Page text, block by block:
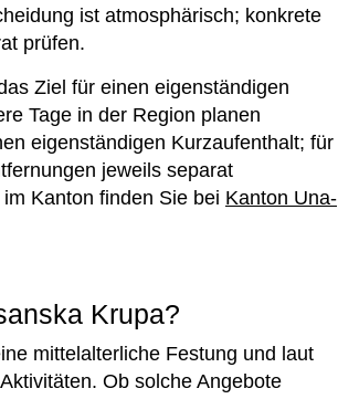
ist atmosphärisch; konkrete
prüfen.
Ziel für einen eigenständigen
Tage in der Region planen
eigenständigen Kurzaufenthalt; für
jeweils separat
Kanton finden Sie bei Kanton Una-
Krupa?
mittelalterliche Festung und laut
Ob solche Angebote